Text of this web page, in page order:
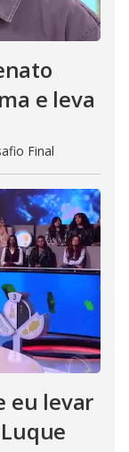
e leva
Final
eu levar